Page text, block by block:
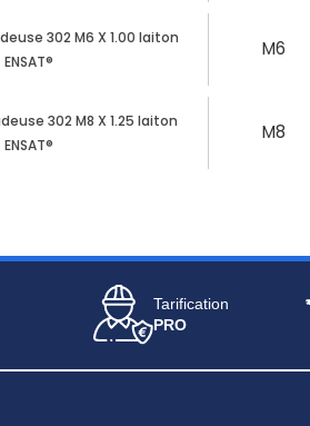
302 M6 X 1.00 laiton
ENSAT®
M6
302 M8 X 1.25 laiton
ENSAT®
M8
Tarification
PRO